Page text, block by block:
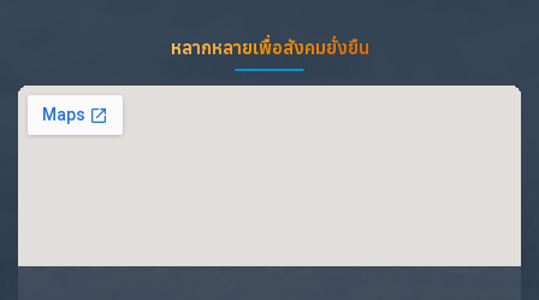
หลากหลายเพื่อสังคมยั่งยืน